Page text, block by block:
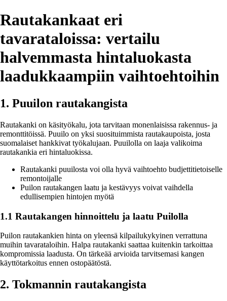
Rautakankaat eri
tavarataloissa: vertailu
halvemmasta hintaluokasta
laadukkaampiin vaihtoehtoihin
1. Puuilon rautakangista
Rautakanki on käsityökalu, jota tarvitaan monenlaisissa rakennus- ja
remonttitöissä. Puuilo on yksi suosituimmista rautakaupoista, josta
suomalaiset hankkivat työkalujaan. Puuilolla on laaja valikoima
rautakankia eri hintaluokissa.
Rautakanki puuilosta voi olla hyvä vaihtoehto budjettitietoiselle
remontoijalle
Puilon rautakangen laatu ja kestävyys voivat vaihdella
edullisempien hintojen myötä
1.1 Rautakangen hinnoittelu ja laatu Puilolla
Puilon rautakankien hinta on yleensä kilpailukykyinen verrattuna
muihin tavarataloihin. Halpa rautakanki saattaa kuitenkin tarkoittaa
kompromissia laadusta. On tärkeää arvioida tarvitsemasi kangen
käyttötarkoitus ennen ostopäätöstä.
2. Tokmannin rautakangista